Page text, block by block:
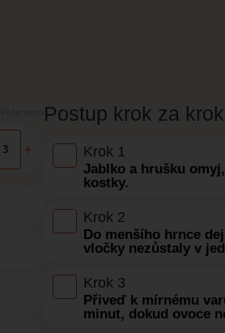
+
Postup krok za
Krok 1
Jablko a hrušku
kostky.
Krok 2
Do menšího hrnce
vločky nezůstaly v
Krok 3
Přiveď k mírnému
minut, dokud ovoce